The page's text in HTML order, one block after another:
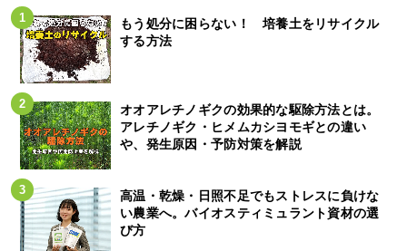
もう処分に困らない！ 培養土をリサイクル
する方法
オオアレチノギクの効果的な駆除方法とは。
アレチノギク・ヒメムカシヨモギとの違い
や、発生原因・予防対策を解説
高温・乾燥・日照不足でもストレスに負けな
い農業へ。バイオスティミュラント資材の選
び方